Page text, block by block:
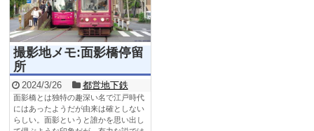
撮影地メモ:面影橋停留
所
2024/3/26 都営地下鉄
面影橋とは独特の趣深い名で江戸時代
にはあったようだが由来は確としない
らしい。面影というと誰かを思い出し